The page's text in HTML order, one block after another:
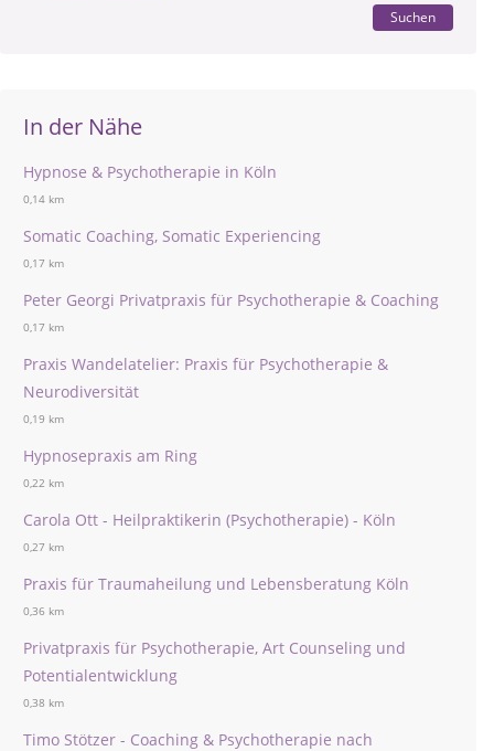
Suchen
In der Nähe
Hypnose & Psychotherapie in Köln
0,14 km
Somatic Coaching, Somatic Experiencing
0,17 km
Peter Georgi Privatpraxis für Psychotherapie & Coaching
0,17 km
Praxis Wandelatelier: Praxis für Psychotherapie &
Neurodiversität
0,19 km
Hypnosepraxis am Ring
0,22 km
Carola Ott - Heilpraktikerin (Psychotherapie) - Köln
0,27 km
Praxis für Traumaheilung und Lebensberatung Köln
0,36 km
Privatpraxis für Psychotherapie, Art Counseling und
Potentialentwicklung
0,38 km
Timo Stötzer - Coaching & Psychotherapie nach